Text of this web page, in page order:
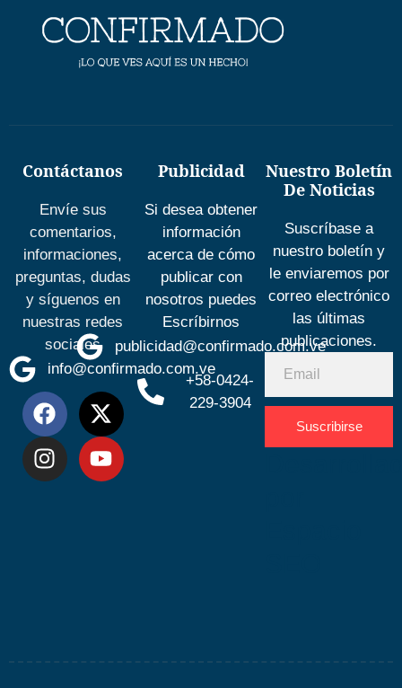
Contáctanos
Envíe sus
comentarios,
informaciones,
preguntas, dudas
y síguenos en
nuestras redes
sociales
info@confirmado.com.ve
Publicidad
Si desea obtener
información
acerca de cómo
publicar con
nosotros puedes
Escríbirnos
publicidad@confirmado.com.ve
+58-0424-
229-3904
Nuestro Boletín
De Noticias
Suscríbase a
nuestro boletín y
le enviaremos por
correo electrónico
las últimas
publicaciones.
Suscribirse